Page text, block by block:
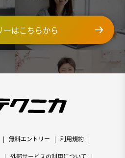
ーはこちらから
無料エントリー 利用規約